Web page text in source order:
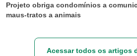
Projeto obriga condomínios a
maus-tratos a animais
Acessar todos os artigos